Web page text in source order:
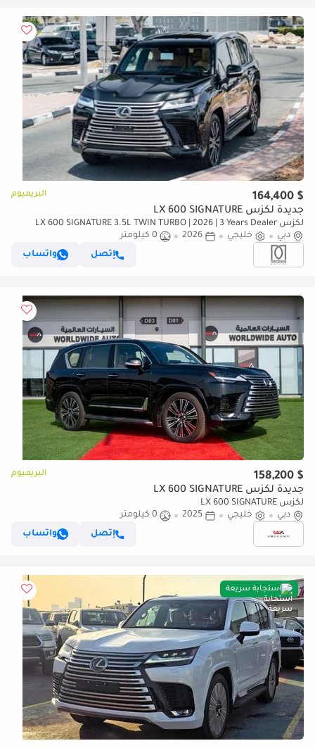
$ 164,400 البريميوم
جديدة لكزس LX 600 SIGNATURE
لكزس LX 600 SIGNATURE 3.5L TWIN TURBO | 2026 | 3 Years Dealer
Warranty | For Local Registration +10%
دبي خليجي 2026
0 كيلومتر
إتصل
واتساب
$ 158,200 البريميوم
جديدة لكزس LX 600 SIGNATURE
لكزس LX 600 SIGNATURE
دبي
خليجي 2025
0 كيلومتر
إتصل
واتساب
استجابة سريعة